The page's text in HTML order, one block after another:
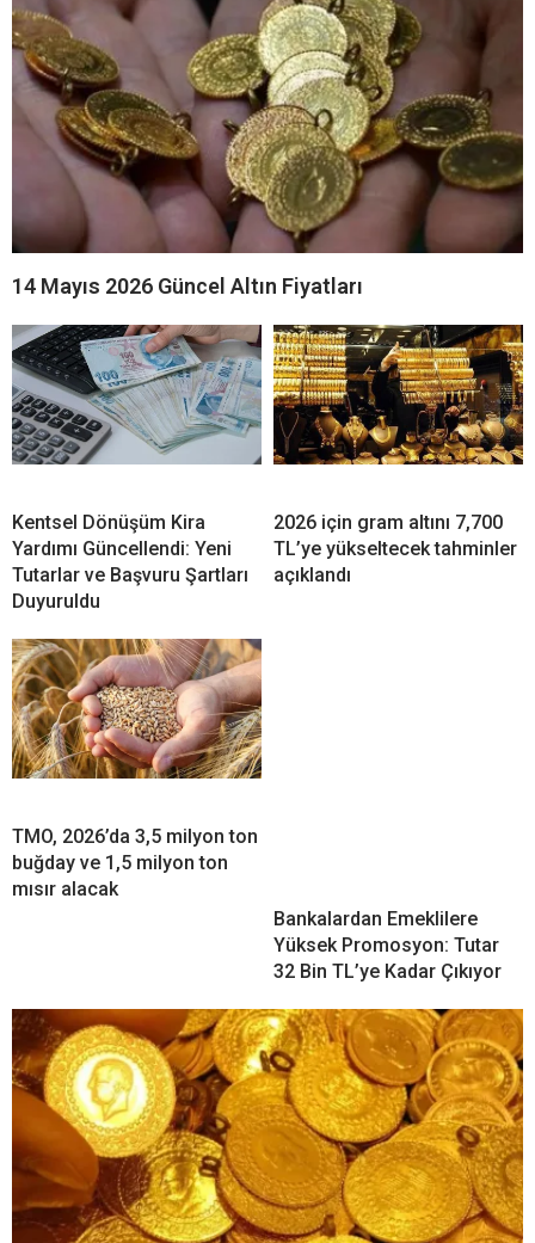
14 Mayıs 2026 Güncel Altın Fiyatları
Kentsel Dönüşüm Kira
Yardımı Güncellendi: Yeni
Tutarlar ve Başvuru Şartları
Duyuruldu
2026 için gram altını 7,700
TL’ye yükseltecek tahminler
açıklandı
TMO, 2026’da 3,5 milyon ton
buğday ve 1,5 milyon ton
mısır alacak
Bankalardan Emeklilere
Yüksek Promosyon: Tutar
32 Bin TL’ye Kadar Çıkıyor